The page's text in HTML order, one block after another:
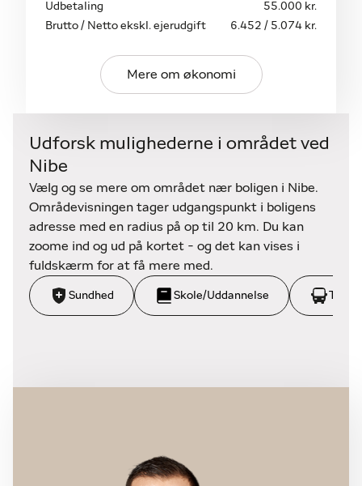
Søger I en byggegrund hvor I allerede nu kan sætte
skovlen i jorden?
Så kontakt home allerede i dag på 96716262 og
hør nærmere.
Udbetaling
55.000 kr.
Brutto / Netto ekskl. ejerudgift
6.452 / 5.074 kr.
Mere om økonomi
Udforsk mulighederne i området ved
Nibe
Vælg og se mere om området nær boligen i Nibe.
Områdevisningen tager udgangspunkt i boligens
adresse med en radius på op til 20 km. Du kan
zoome ind og ud på kortet - og det kan vises i
fuldskærm for at få mere med.
Sundhed Skole/Uddannelse